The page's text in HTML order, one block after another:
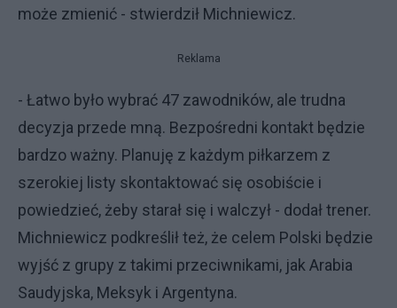
może zmienić - stwierdził Michniewicz.
Reklama
- Łatwo było wybrać 47 zawodników, ale trudna
decyzja przede mną. Bezpośredni kontakt będzie
bardzo ważny. Planuję z każdym piłkarzem z
szerokiej listy skontaktować się osobiście i
powiedzieć, żeby starał się i walczył - dodał trener.
Michniewicz podkreślił też, że celem Polski będzie
wyjść z grupy z takimi przeciwnikami, jak Arabia
Saudyjska, Meksyk i Argentyna.